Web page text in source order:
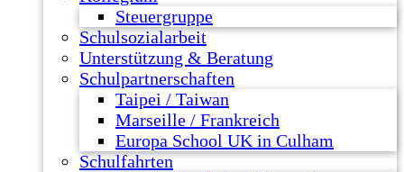
Steuergruppe
Schulsozialarbeit
Unterstützung & Beratung
Schulpartnerschaften
Taipei / Taiwan
Marseille / Frankreich
Europa School UK in Culham
Schulfahrten